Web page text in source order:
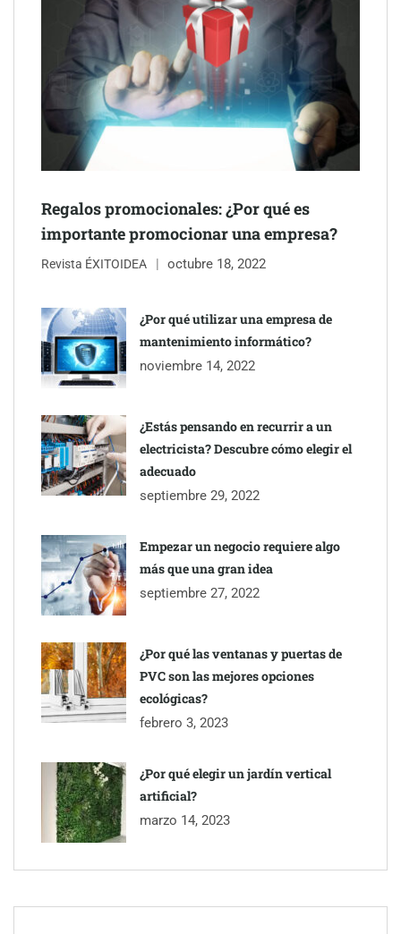
Schaeffler mejora su rentabilidad en el primer semestre de 2026
NOVA: innovación y diseño que transforman espacios de la
mano de Tormo Franquicias
Regalos promocionales: ¿Por qué es
importante promocionar una empresa?
Revista ÉXITOIDEA octubre 18, 2022
¿Por qué utilizar una empresa de
mantenimiento informático?
noviembre 14, 2022
¿Estás pensando en recurrir a un
electricista? Descubre cómo elegir el
adecuado
septiembre 29, 2022
Empezar un negocio requiere algo
más que una gran idea
septiembre 27, 2022
¿Por qué las ventanas y puertas de
PVC son las mejores opciones
ecológicas?
febrero 3, 2023
¿Por qué elegir un jardín vertical
artificial?
marzo 14, 2023